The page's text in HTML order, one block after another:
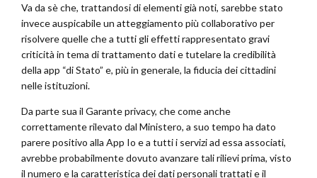
Va da sè che, trattandosi di elementi già noti, sarebbe stato
invece auspicabile un atteggiamento più collaborativo per
risolvere quelle che a tutti gli effetti rappresentato gravi
criticità in tema di trattamento dati e tutelare la credibilità
della app “di Stato” e, più in generale, la fiducia dei cittadini
nelle istituzioni.
Da parte sua il Garante privacy, che come anche
correttamente rilevato dal Ministero, a suo tempo ha dato
parere positivo alla App Io e a tutti i servizi ad essa associati,
avrebbe probabilmente dovuto avanzare tali rilievi prima, visto
il numero e la caratteristica dei dati personali trattati e il